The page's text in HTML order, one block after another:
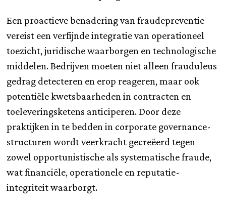
Een proactieve benadering van fraudepreventie
vereist een verfijnde integratie van operationeel
toezicht, juridische waarborgen en technologische
middelen. Bedrijven moeten niet alleen frauduleus
gedrag detecteren en erop reageren, maar ook
potentiële kwetsbaarheden in contracten en
toeleveringsketens anticiperen. Door deze
praktijken in te bedden in corporate governance-
structuren wordt veerkracht gecreëerd tegen
zowel opportunistische als systematische fraude,
wat financiële, operationele en reputatie-
integriteit waarborgt.